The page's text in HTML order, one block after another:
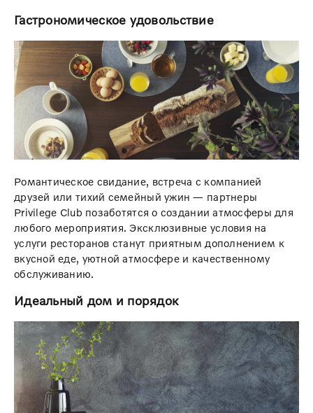
Гастрономическое удовольствие
Романтическое свидание, встреча с компанией
друзей или тихий семейный ужин — партнеры
Privilege Club позаботятся о создании атмосферы для
любого мероприятия. Эксклюзивные условия на
услуги ресторанов станут приятным дополнением к
вкусной еде, уютной атмосфере и качественному
обслуживанию.
Идеальный дом и порядок